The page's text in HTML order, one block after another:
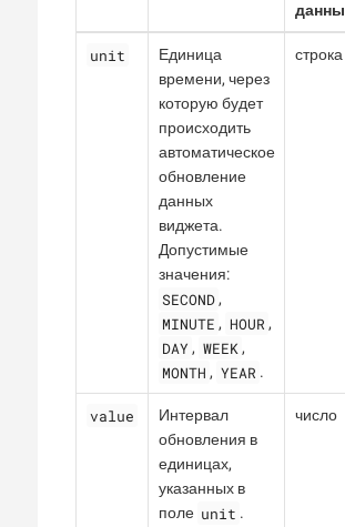
unit
Единица
времени, через
которую будет
происходить
автоматическое
обновление
данных
виджета.
Допустимые
значения:
SECOND ,
MINUTE , HOUR ,
DAY , WEEK ,
MONTH , YEAR .
строка
value
Интервал
обновления в
единицах,
указанных в
поле unit .
число